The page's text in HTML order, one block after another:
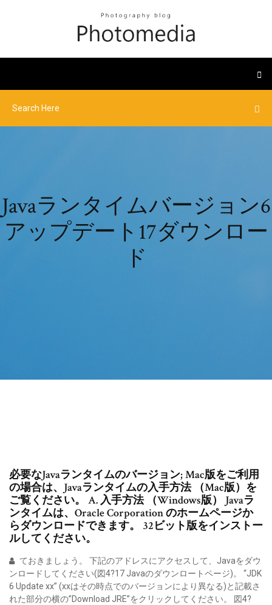
Javaランタイムバージョン6
アップデート17ダウンロー
ド
必要なJavaランタイムのバージョン; Mac版をご利用
の場合は、Javaランタイムの入手方法 （Mac版）を
ご覧ください。 A. 入手方法 （Windows版） Javaラ
ンタイムは、Oracle Corporation のホームページか
らダウンロードできます。 32ビット版をインストー
ルしてください。
ておきましょう。 下記のアドレスにアクセスして、Javaをダウ
ンロードしてください(図4?17 Javaのダウンロートページ)。 “JDK
6 Update xx” (xxはその時点でのバージョンにより異なる)と記載さ
れた部分の横の”Download JRE”をクリックしてください。 図4?